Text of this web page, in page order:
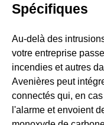
Spécifiques
Au-delà des
votre entreprise
incendies et autres
Avenières peut
connectés qui, en
l'alarme et envoient